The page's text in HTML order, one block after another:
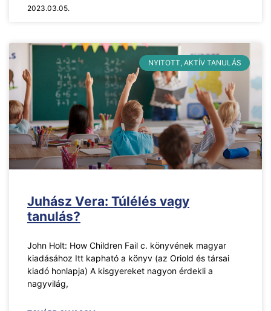
2023.03.05.
NYITOTT, AKTÍV TANULÁS
Juhász Vera: Túlélés vagy
tanulás?
John Holt: How Children Fail c. könyvének magyar
kiadásához Itt kapható a könyv (az Oriold és társai
kiadó honlapja) A kisgyereket nagyon érdekli a
nagyvilág,